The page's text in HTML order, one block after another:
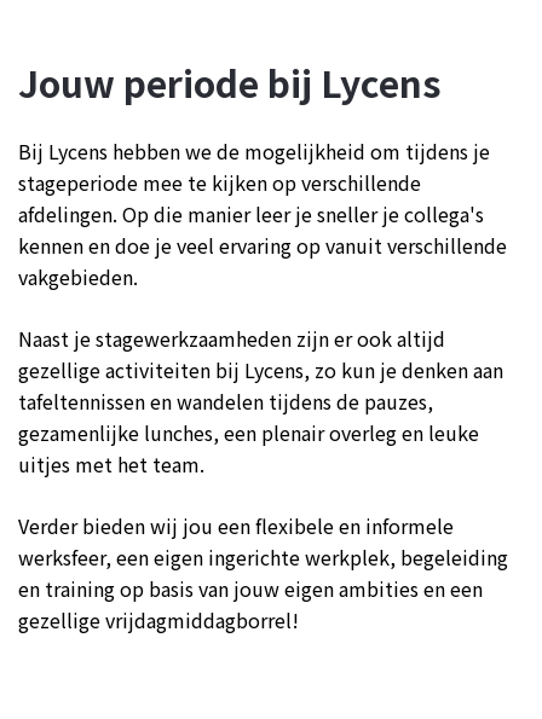
Jouw periode bij Lycens
Bij Lycens hebben we de mogelijkheid om tijdens je
stageperiode mee te kijken op verschillende
afdelingen. Op die manier leer je sneller je collega's
kennen en doe je veel ervaring op vanuit verschillende
vakgebieden.
Naast je stagewerkzaamheden zijn er ook altijd
gezellige activiteiten bij Lycens, zo kun je denken aan
tafeltennissen en wandelen tijdens de pauzes,
gezamenlijke lunches, een plenair overleg en leuke
uitjes met het team.
Verder bieden wij jou een flexibele en informele
werksfeer, een eigen ingerichte werkplek, begeleiding
en training op basis van jouw eigen ambities en een
gezellige vrijdagmiddagborrel!